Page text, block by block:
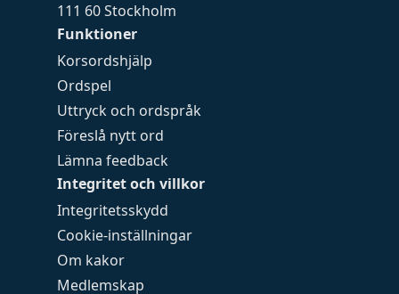
Funktioner
Korsordshjälp
Ordspel
Uttryck och ordspråk
Föreslå nytt ord
Lämna feedback
Integritet och villkor
Integritetsskydd
Cookie-inställningar
Om kakor
Medlemskap
111 60 Stockholm